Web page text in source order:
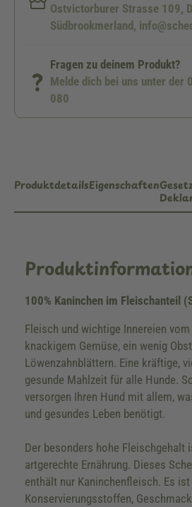
Ostvictorburer Strasse 109,
Südbrookmerland,
Fragen zu deinem Produkt?
Melde dich bei uns unter der
080
ProduktdetailsEigenschaften
100% Kaninchen im Fleischanteil
Fleisch und wichtige Innereien
knackigem Gemüse, ein wenig
Löwenzahnblättern. Eine kräftige,
gesunde Mahlzeit für alle Hunde.
versorgen Ihren Hund mit allem,
und gesundes Leben benötigt.
Der besonders hohe Fleischgehalt
artgerechte Ernährung. Dieses
enthält nur Kaninchenfleisch. Es
Konservierungsstoffen,